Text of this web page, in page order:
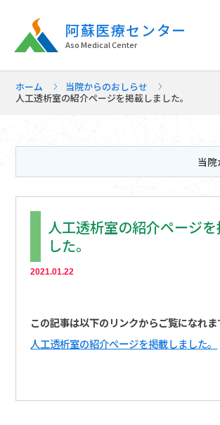
阿蘇医療センター
Aso Medical Center
ホーム
当院からのおしらせ
人工透析室の紹介ページを掲載しました。
当
人工透析室の紹介ページを
した。
2021.01.22
この記事は以下のリンクからご覧になれま
人工透析室の紹介ページを掲載しました。